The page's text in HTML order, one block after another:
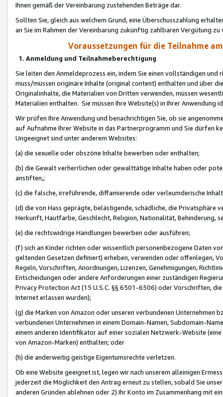
Ihnen gemäß der Vereinbarung zustehenden Beträge dar.
Sollten Sie, gleich aus welchem Grund, eine Überschusszahlung
an Sie im Rahmen der Vereinbarung zukünftig zahlbaren Vergütung zu
Voraussetzungen für die Teilnahme
1. Anmeldung und Teilnahmeberechtigung
Sie leiten den Anmeldeprozess ein, indem Sie einen vollständigen
muss/müssen originäre Inhalte (original content) enthalten und über
Originalinhalte, die Materialien von Dritten verwenden, müssen
Materialien enthalten. Sie müssen Ihre Website(s) in Ihrer Anwendung
Wir prüfen Ihre Anwendung und benachrichtigen Sie, ob sie
auf Aufnahme Ihrer Website in das Partnerprogramm und Sie dürfen
Ungeeignet sind unter anderem Websites:
(a) die sexuelle oder obszöne Inhalte bewerben oder enthalten;
(b) die Gewalt verherrlichen oder gewalttätige Inhalte haben oder
anstiften,;
(c) die falsche, irreführende, diffamierende oder verleumderische
(d) die von Hass geprägte, belästigende, schädliche, die Privatsphäre
Herkunft, Hautfarbe, Geschlecht, Religion, Nationalität, Behinderung,
(e) die rechtswidrige Handlungen bewerben oder ausführen;
(f) sich an Kinder richten oder wissentlich personenbezogene Daten
geltenden Gesetzen definiert) erheben, verwenden oder offenlegen,
Regeln, Vorschriften, Anordnungen, Lizenzen, Genehmigungen,
Entscheidungen oder andere Anforderungen einer zuständigen
Privacy Protection Act (15 U.S.C. §§ 6501-6506) oder Vorschriften,
Internet erlassen wurden);
(g) die Marken von Amazon oder unseren verbundenen Unternehmen
verbundenen Unternehmen in einem Domain-Namen, Subdomain-
einem anderen Identifikator auf einer sozialen Netzwerk-Website
von Amazon-Marken) enthalten; oder
(h) die anderweitig geistige Eigentumsrechte verletzen.
Ob eine Website geeignet ist, legen wir nach unserem alleinigen
jederzeit die Möglichkeit den Antrag erneut zu stellen, sobald Sie
anderen Gründen ablehnen oder 2) Ihr Konto im Zusammenhang mit